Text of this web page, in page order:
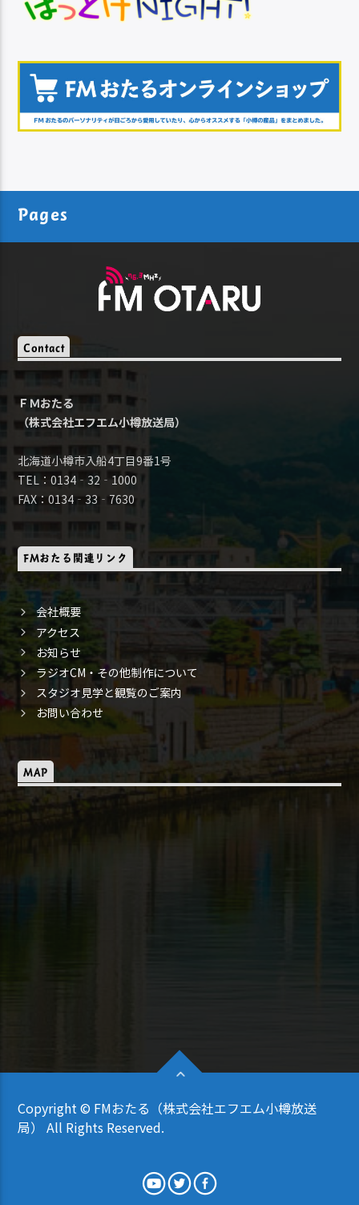
Pages
Contact
ＦＭおたる
（株式会社エフエム小樽放送局）
北海道小樽市入船4丁目9番1号
TEL：0134‐32‐1000
FAX：0134‐33‐7630
FMおたる関連リンク
会社概要
アクセス
お知らせ
ラジオCM・その他制作について
スタジオ見学と観覧のご案内
お問い合わせ
MAP
Copyright © FMおたる（株式会社エフエム小樽放送
局） All Rights Reserved.